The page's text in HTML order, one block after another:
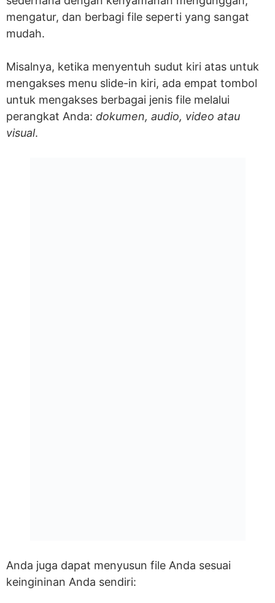
mengatur, dan berbagi file seperti yang sangat
mudah.
Misalnya, ketika menyentuh sudut kiri atas untuk
mengakses menu slide-in kiri, ada empat tombol
untuk mengakses berbagai jenis file melalui
perangkat Anda: dokumen, audio, video atau
visual.
Anda juga dapat menyusun file Anda sesuai
keingininan Anda sendiri: